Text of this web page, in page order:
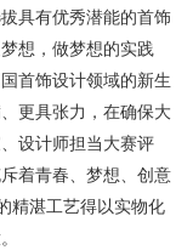
具有优秀潜能的首饰
想，做梦想的实践
首饰设计领域的新生
更具张力，在确保大
设计师担当大赛评
着青春、梦想、创意
精湛工艺得以实物化